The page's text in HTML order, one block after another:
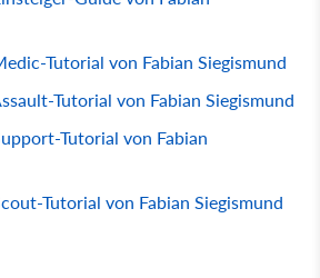
Tutorial von Fabian Siegismund
Tutorial von Fabian Siegismund
Tutorial von Fabian
Tutorial von Fabian Siegismund